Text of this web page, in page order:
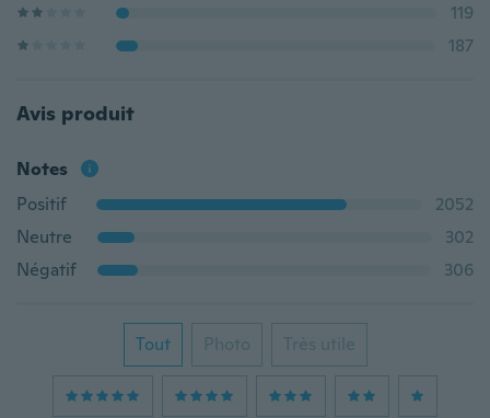
119
187
Avis produit
Notes
Positif
2052
Neutre
302
Négatif
306
Tout Photo Très utile